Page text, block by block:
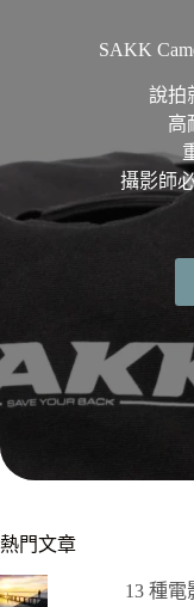
SAKK
說拍
高
攝影師
熱門文章
13 種